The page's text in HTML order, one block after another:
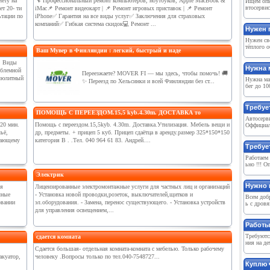
20- ти
по
Виды
мин.
iMac📌 Ремонт видеокарт | 📌 Ремонт игровых приставок | 📌 Ремонт
iPhone✅ Гарантия на все виды услуг✅ Заключения для страховых
компаний✅ Гибкая система скидок💻 Ремонт ...
Ваш Мувер в Финляндии : легкий, быстрый и наде
Переезжаете? MOVER FI — мы здесь, чтобы помочь! 🚚
✨ Переезд по Хельсинки и всей Финляндии без ст...
ПОМОЩЬ С ПЕРЕЕЗДОМ.15,5 kyb.4.30m. ДОСТАВКА то
Помощь с переездом.15,5kyb. 4.30m. Доставка.Утилизация. Мебель вещи и
др, предметы. + прицеп 5 куб. Прицеп сдаётца в аренду.размер 325*150*150
категория B . .Тел. 040 964 61 83. Андрей....
Электрик
Лицензированные электромонтажные услуги для частных лиц и организаций
- Установка новой проводки,розеток, выключателей,щитков и
эл.оборудования. - Замена, перенос существующего. - Установка устройств
для управления освещением,...
сдается комната
Сдается большая- отдельная комната-комната с мебелью. Только рабочему
человеку .Вопросы только по тел.040-7548727...
Нужен
Нужен
тёплого
Нужна
Нужна
бег до
ьно !!!
Нужно
Всем
ь с
Работы
ния на
Куплю